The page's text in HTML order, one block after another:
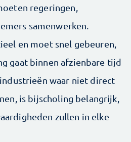
regeringen,
samenwerken.
en moet snel gebeuren,
gaat binnen afzienbare tijd
waar niet direct
is bijscholing belangrijk,
zullen in elke